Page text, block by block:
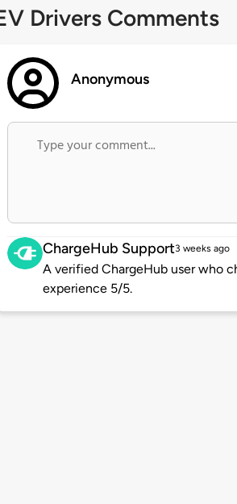
Drivers Comments
Anonymous
ChargeHub Support3 weeks ago
A verified ChargeHub user who
experience 5/5.